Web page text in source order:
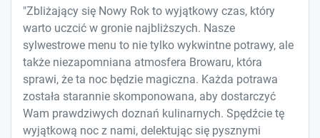
"Zbliżający się Nowy Rok to wyjątkowy czas, który
warto uczcić w gronie najbliższych. Nasze
sylwestrowe menu to nie tylko wykwintne potrawy, ale
także niezapomniana atmosfera Browaru, która
sprawi, że ta noc będzie magiczna. Każda potrawa
została starannie skomponowana, aby dostarczyć
Wam prawdziwych doznań kulinarnych. Spędźcie tę
wyjątkową noc z nami, delektując się pysznymi